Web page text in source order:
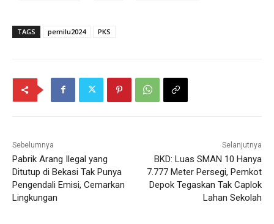
TAGS pemilu2024 PKS
Sebelumnya
Pabrik Arang Ilegal yang
Ditutup di Bekasi Tak Punya
Pengendali Emisi, Cemarkan
Lingkungan
Selanjutnya
BKD: Luas SMAN 10 Hanya
7.777 Meter Persegi, Pemkot
Depok Tegaskan Tak Caplok
Lahan Sekolah